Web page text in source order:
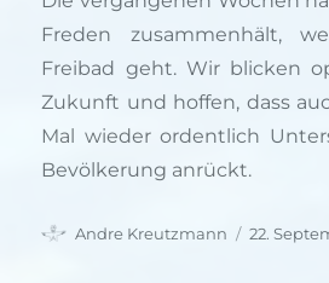
Freden zusammenhält,
Freibad geht. Wir blicken
Zukunft und hoffen, dass
Mal wieder ordentlich
Bevölkerung anrückt.
Autor
Andre Kreutzmann 22.